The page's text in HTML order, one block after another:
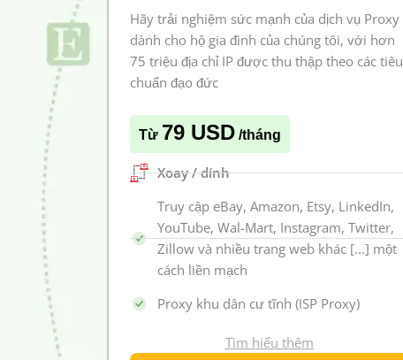
Hãy trải nghiệm sức mạnh của dịch vụ Proxy
dành cho hộ gia đình của chúng tôi, với hơn
75 triệu địa chỉ IP được thu thập theo các tiêu
chuẩn đạo đức
Từ 79 USD /tháng
Xoay / dính
Truy cập eBay, Amazon, Etsy, LinkedIn,
YouTube, Wal-Mart, Instagram, Twitter,
Zillow và nhiều trang web khác [...] một
cách liền mạch
Proxy khu dân cư tĩnh (ISP Proxy)
Tìm hiểu thêm